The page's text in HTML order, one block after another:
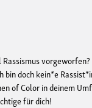
bin doch kein*e
of Color in deinem
für dich!